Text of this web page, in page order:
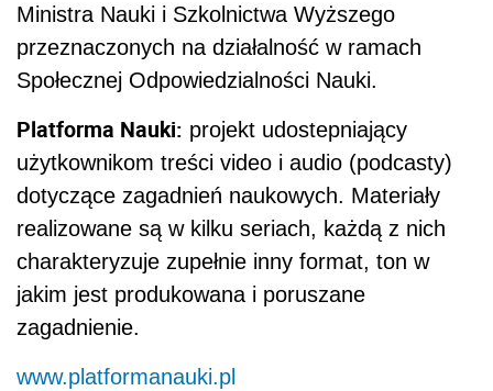
Ministra Nauki i Szkolnictwa Wyższego
przeznaczonych na działalność w ramach
Społecznej Odpowiedzialności Nauki.
Platforma Nauki: projekt udostepniający
użytkownikom treści video i audio (podcasty)
dotyczące zagadnień naukowych. Materiały
realizowane są w kilku seriach, każdą z nich
charakteryzuje zupełnie inny format, ton w
jakim jest produkowana i poruszane
zagadnienie.
www.platformanauki.pl